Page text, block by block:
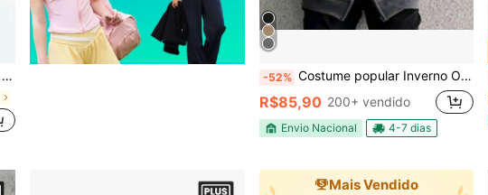
-52% Costume popular Inverno Oversized Zíper
R$85,90 200+ vendido
Envio Nacional 4-7 dias
Mais Vendido